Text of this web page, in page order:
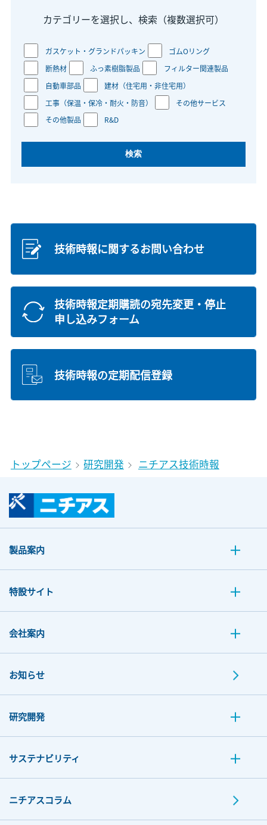
カテゴリーを選択し、検索（複数選択可）
ガスケット・グランドパッキン
ゴムOリング
断熱材
ふっ素樹脂製品
フィルター関連製品
自動車部品
建材（住宅用・非住宅用）
工事（保温・保冷・耐火・防音）
その他サービス
その他製品
R&D
技術時報に関するお問い合わせ
技術時報定期購読の宛先変更・停止
申し込みフォーム
技術時報の定期配信登録
トップページ 研究開発 ニチアス技術時報
製品案内
特設サイト
会社案内
お知らせ
研究開発
サステナビリティ
ニチアスコラム